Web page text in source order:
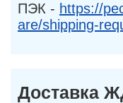
ПЭК - https://
are/shipping-
Доставка